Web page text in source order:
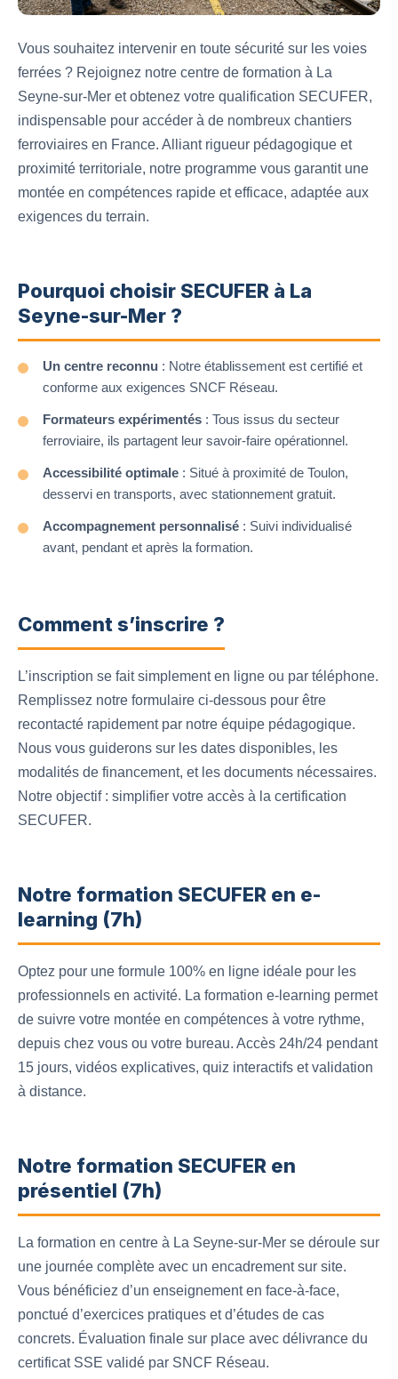
Vous souhaitez intervenir en toute sécurité sur les voies
ferrées ? Rejoignez notre centre de formation à La
Seyne-sur-Mer et obtenez votre qualification SECUFER,
indispensable pour accéder à de nombreux chantiers
ferroviaires en France. Alliant rigueur pédagogique et
proximité territoriale, notre programme vous garantit une
montée en compétences rapide et efficace, adaptée aux
exigences du terrain.
Pourquoi choisir SECUFER à La
Seyne-sur-Mer ?
Un centre reconnu : Notre établissement est certifié et
conforme aux exigences SNCF Réseau.
Formateurs expérimentés : Tous issus du secteur
ferroviaire, ils partagent leur savoir-faire opérationnel.
Accessibilité optimale : Situé à proximité de Toulon,
desservi en transports, avec stationnement gratuit.
Accompagnement personnalisé : Suivi individualisé
avant, pendant et après la formation.
Comment s’inscrire ?
L’inscription se fait simplement en ligne ou par téléphone.
Remplissez notre formulaire ci-dessous pour être
recontacté rapidement par notre équipe pédagogique.
Nous vous guiderons sur les dates disponibles, les
modalités de financement, et les documents nécessaires.
Notre objectif : simplifier votre accès à la certification
SECUFER.
Notre formation SECUFER en e-
learning (7h)
Optez pour une formule 100% en ligne idéale pour les
professionnels en activité. La formation e-learning permet
de suivre votre montée en compétences à votre rythme,
depuis chez vous ou votre bureau. Accès 24h/24 pendant
15 jours, vidéos explicatives, quiz interactifs et validation
à distance.
Notre formation SECUFER en
présentiel (7h)
La formation en centre à La Seyne-sur-Mer se déroule sur
une journée complète avec un encadrement sur site.
Vous bénéficiez d’un enseignement en face-à-face,
ponctué d’exercices pratiques et d’études de cas
concrets. Évaluation finale sur place avec délivrance du
certificat SSE validé par SNCF Réseau.